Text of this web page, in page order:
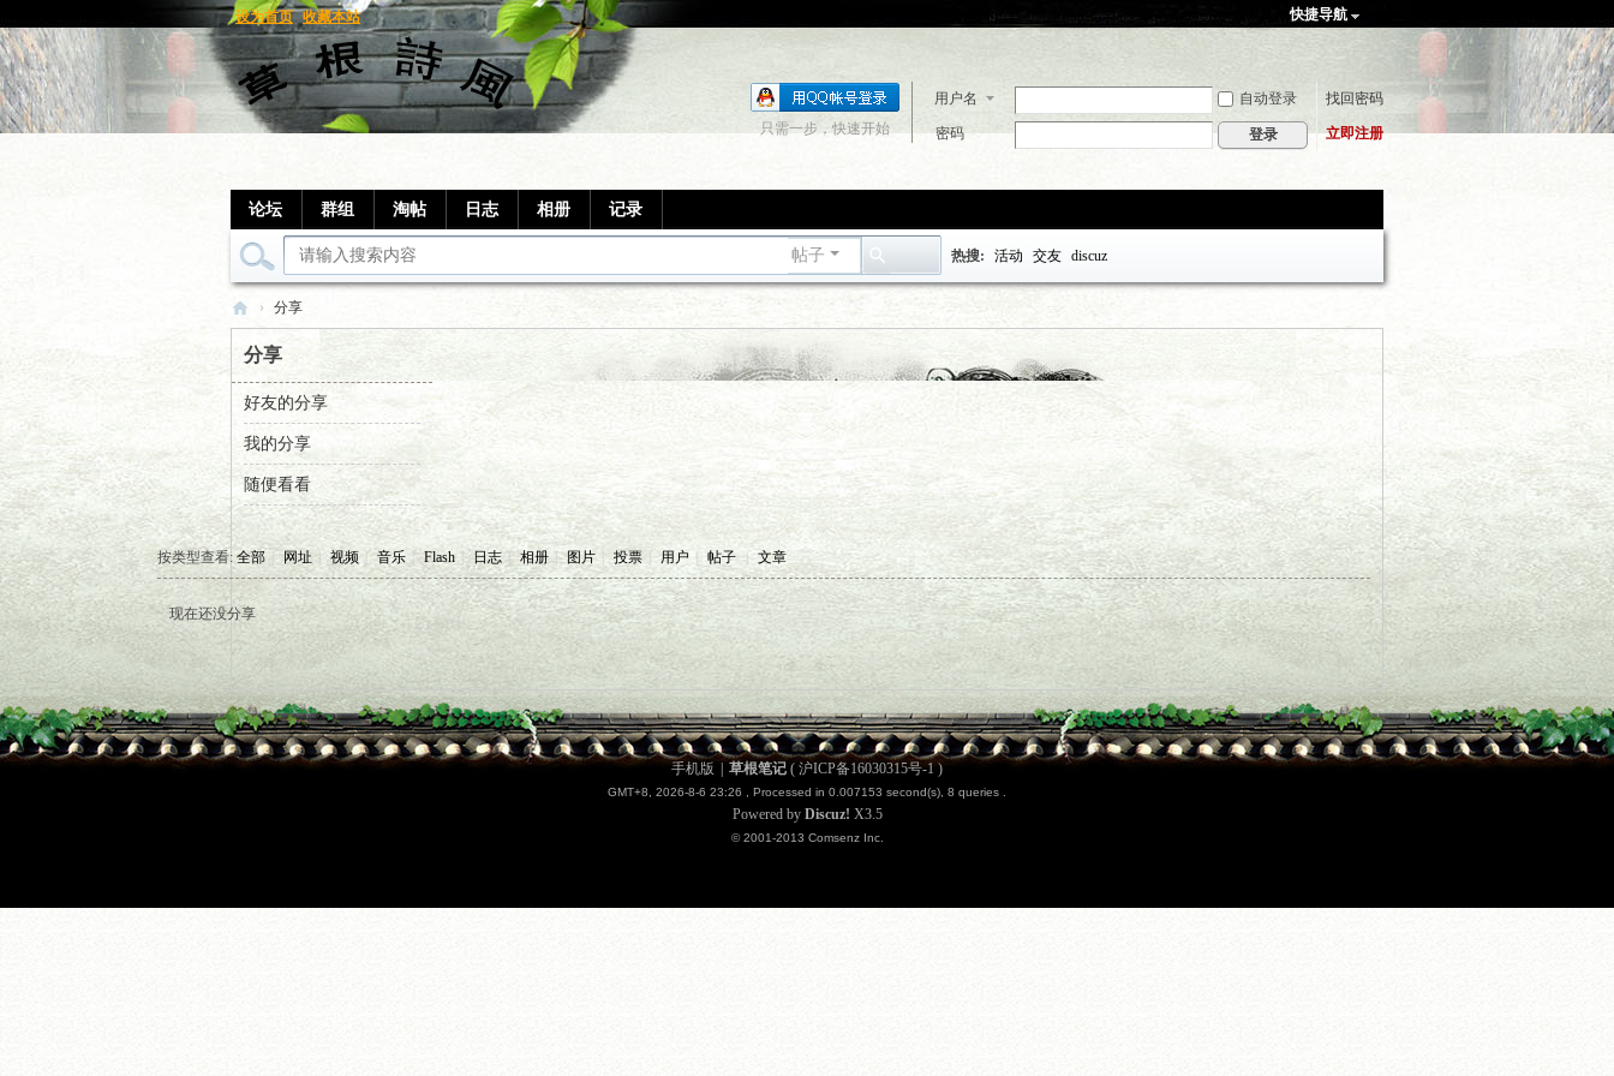
设为首页 收藏本站 快捷导航
用户名 自动登录 找回密码
密码 登录 立即注册
只需一步，快速开始
论坛 群组 淘帖 日志 相册 记录
帖子
搜
索
热搜: 活动 交友 discuz
笔
记
› 分享
分享
好友的分享
我的分享
随便看看
按类型查看: 全部 网址 视频 音乐 | Flash 日志 相册 图片 投票 用户 帖子 文章
现在还没分享
手机版 草根笔记 ( 沪ICP备16030315号-1)
GMT+8, 2026-8-6 23:26 , Processed in 0.007153 second(s), 8 queries .
Powered by Discuz! X3.5
© 2001-2013 Comsenz Inc.